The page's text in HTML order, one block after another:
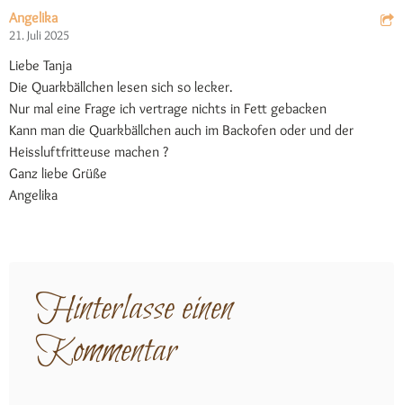
Angelika
21. Juli 2025
Liebe Tanja
Die Quarkbällchen lesen sich so lecker.
Nur mal eine Frage ich vertrage nichts in Fett gebacken
Kann man die Quarkbällchen auch im Backofen oder und der
Heissluftfritteuse machen ?
Ganz liebe Grüße
Angelika
Hinterlasse einen
Kommentar